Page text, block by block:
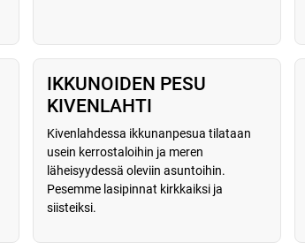
IKKUNOIDEN PESU
KIVENLAHTI
Kivenlahdessa ikkunanpesua tilataan
usein kerrostaloihin ja meren
läheisyydessä oleviin asuntoihin.
Pesemme lasipinnat kirkkaiksi ja
siisteiksi.